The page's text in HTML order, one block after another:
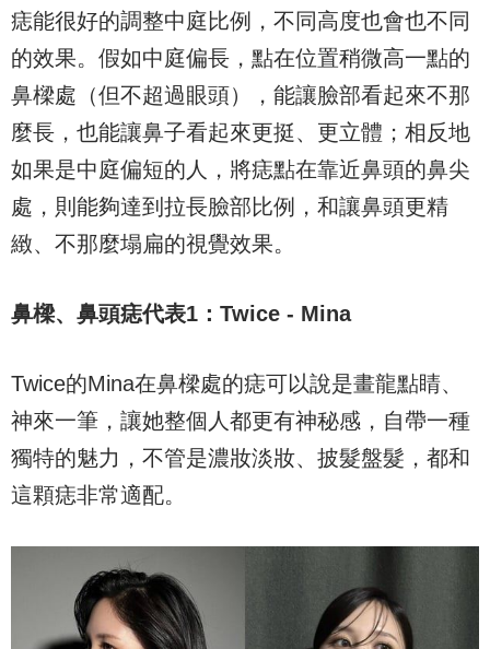
痣能很好的調整中庭比例，不同高度也會也不同
的效果。假如中庭偏長，點在位置稍微高一點的
鼻樑處（但不超過眼頭），能讓臉部看起來不那
麼長，也能讓鼻子看起來更挺、更立體；相反地
如果是中庭偏短的人，將痣點在靠近鼻頭的鼻尖
處，則能夠達到拉長臉部比例，和讓鼻頭更精
緻、不那麼塌扁的視覺效果。
鼻樑、鼻頭痣代表1 ： Twice - Mina
Twice的Mina在鼻樑處的痣可以說是畫龍點睛、
神來一筆，讓她整個人都更有神秘感，自帶一種
獨特的魅力，不管是濃妝淡妝、披髮盤髮，都和
這顆痣非常適配。